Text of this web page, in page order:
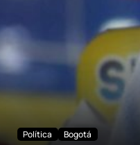
Política Bogotá